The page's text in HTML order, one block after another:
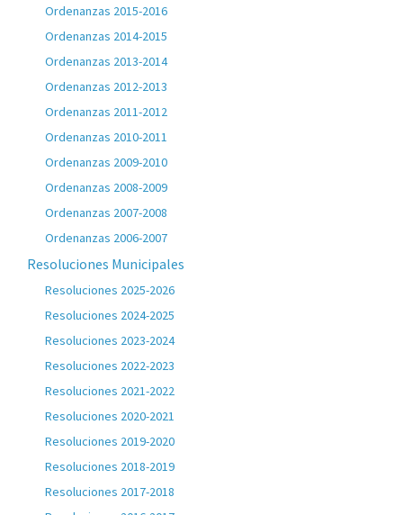
Ordenanzas 2015-2016
Ordenanzas 2014-2015
Ordenanzas 2013-2014
Ordenanzas 2012-2013
Ordenanzas 2011-2012
Ordenanzas 2010-2011
Ordenanzas 2009-2010
Ordenanzas 2008-2009
Ordenanzas 2007-2008
Ordenanzas 2006-2007
Resoluciones Municipales
Resoluciones 2025-2026
Resoluciones 2024-2025
Resoluciones 2023-2024
Resoluciones 2022-2023
Resoluciones 2021-2022
Resoluciones 2020-2021
Resoluciones 2019-2020
Resoluciones 2018-2019
Resoluciones 2017-2018